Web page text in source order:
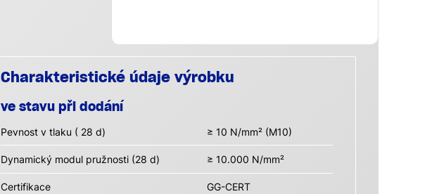
Charakteristické údaje výrobku
ve stavu při dodání
Pevnost v tlaku ( 28 d) ≥ 10 N/mm² (M10)
Dynamický modul pružnosti (28 d) ≥ 10.000 N/mm²
Certifikace GG-CERT